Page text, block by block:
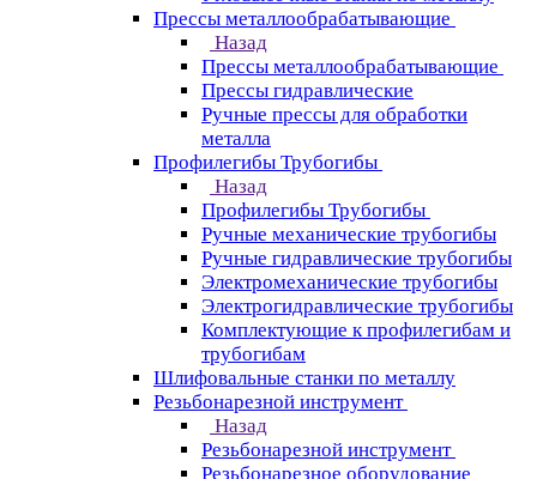
Прессы металлообрабатывающие
Назад
Прессы металлообрабатывающие
Прессы гидравлические
Ручные прессы для обработки
металла
Профилегибы Трубогибы
Назад
Профилегибы Трубогибы
Ручные механические трубогибы
Ручные гидравлические трубогибы
Электромеханические трубогибы
Электрогидравлические трубогибы
Комплектующие к профилегибам и
трубогибам
Шлифовальные станки по металлу
Резьбонарезной инструмент
Назад
Резьбонарезной инструмент
Резьбонарезное оборудование